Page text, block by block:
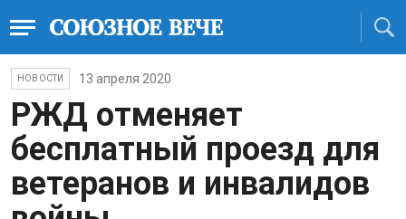
НОВОСТИ 13 апреля 2020
РЖД отменяет
бесплатный проезд для
ветеранов и инвалидов